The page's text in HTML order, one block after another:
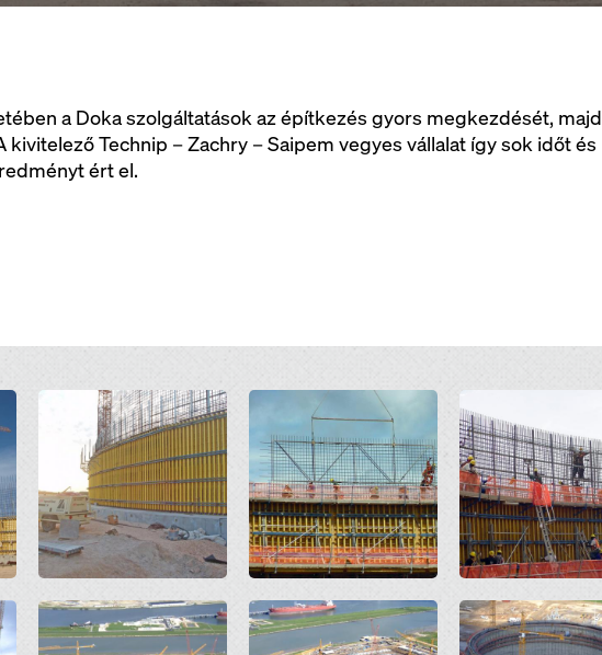
a Doka szolgáltatások az építkezés gyors megkezdését, majd
Technip – Zachry – Saipem vegyes vállalat így sok időt és
ért el.
Open
Open Open Open